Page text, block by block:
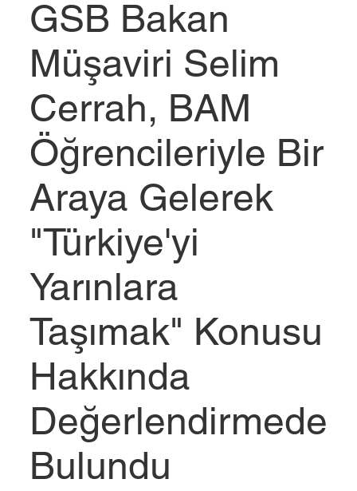
GSB Bakan
Müşaviri Selim
Cerrah, BAM
Öğrencileriyle Bir
Araya Gelerek
"Türkiye'yi
Yarınlara
Taşımak" Konusu
Hakkında
Değerlendirmede
Bulundu